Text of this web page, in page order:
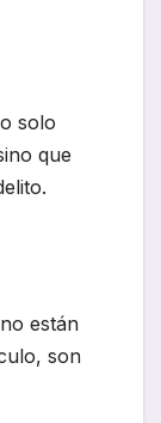
solo
que
están
son